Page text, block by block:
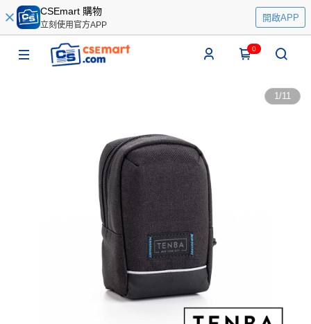
CSEmart 購物
立刻使用官方APP
開啟APP
0
1/11